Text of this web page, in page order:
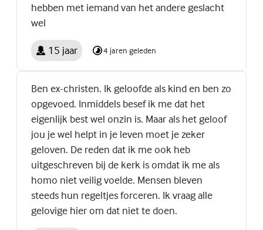
hebben met iemand van het andere geslacht
wel
15 jaar 4 jaren geleden
Ben ex-christen. Ik geloofde als kind en ben zo
opgevoed. Inmiddels besef ik me dat het
eigenlijk best wel onzin is. Maar als het geloof
jou je wel helpt in je leven moet je zeker
geloven. De reden dat ik me ook heb
uitgeschreven bij de kerk is omdat ik me als
homo niet veilig voelde. Mensen bleven
steeds hun regeltjes forceren. Ik vraag alle
gelovige hier om dat niet te doen.